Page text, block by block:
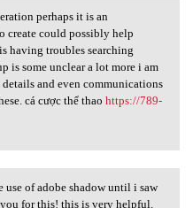
perhaps it is an
create could possibly help
having troubles searching
is some unclear a lot more i am
and even communications
cá cược thể thao https://789-
use of adobe
use of adobe shadow until i saw
for this! this is very helpful.